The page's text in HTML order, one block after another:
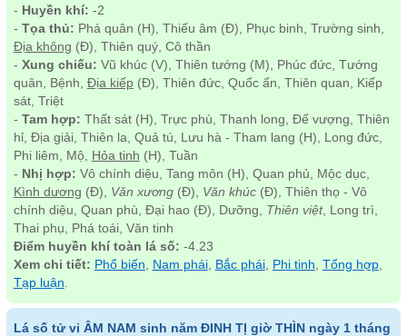
- Huyền khí: -2
- Tọa thủ: Phá quân (H), Thiếu âm (Đ), Phục binh, Trường sinh,
Địa không (Đ), Thiên quý, Cô thần
- Xung chiếu: Vũ khúc (V), Thiên tướng (M), Phúc đức, Tướng
quân, Bệnh, Địa kiếp(Đ), Thiên đức, Quốc ấn, Thiên quan, Kiếp
sát, Triệt
- Tam hợp: Thất sát (H), Trực phù, Thanh long, Đế vượng, Thiên
hỉ, Địa giải, Thiên la, Quả tú, Lưu hà - Tham lang (H), Long đức,
Phi liêm, Mộ,
Hỏa tinh (H), Tuần
- Nhị hợp: Vô chính diệu, Tang môn (H), Quan phủ, Mộc dục,
Kình dương (Đ), Văn xương(Đ), Văn khúc(Đ), Thiên thọ - Vô
chính diệu, Quan phù, Đại hao (Đ), Dưỡng, Thiên việt, Long trì,
Thai phụ, Phá toái, Văn tinh
Điểm huyền khí toàn lá số: -4.23
Xem chi tiết: Phổ biến Nam phái, Bắc phái, Phi tinh Tổng hợp,
Tạp luận
Lá số tử vi ÂM NAM sinh năm ĐINH TỊ giờ THÌN ngày 1 tháng